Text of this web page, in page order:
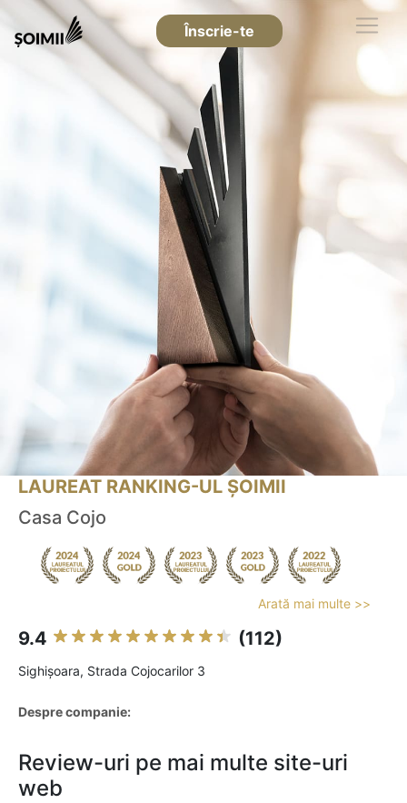
Înscrie-te
LAUREAT RANKING-UL ȘOIMII
Casa Cojo
Arată mai multe >>
9.4 (112)
Sighişoara, Strada Cojocarilor 3
Despre companie:
Review-uri pe mai multe site-uri
web